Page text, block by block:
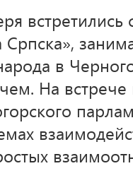
в
На встрече